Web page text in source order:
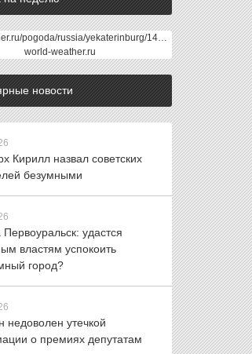
world-weather.ru/pogoda/russia/yekaterinburg/14days/
world-weather.ru
новости
Кирилл назвал советских
безумными
удастся
властям успокоить
город?
недоволен утечкой
о премиях депутатам